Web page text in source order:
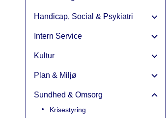
Handicap, Social & Psykiatri
Intern Service
Kultur
Plan & Miljø
Sundhed & Omsorg
Krisestyring